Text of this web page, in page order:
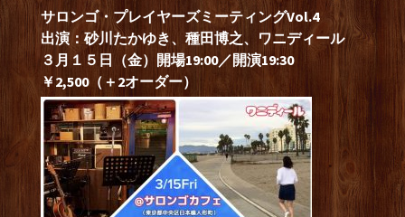
サロンゴ・プレイヤーズミーティングVol.4
出演：砂川たかゆき、種田博之、ワニディール
３月１５日（金）開場19:00／開演19:30
￥2,500（＋2オーダー）